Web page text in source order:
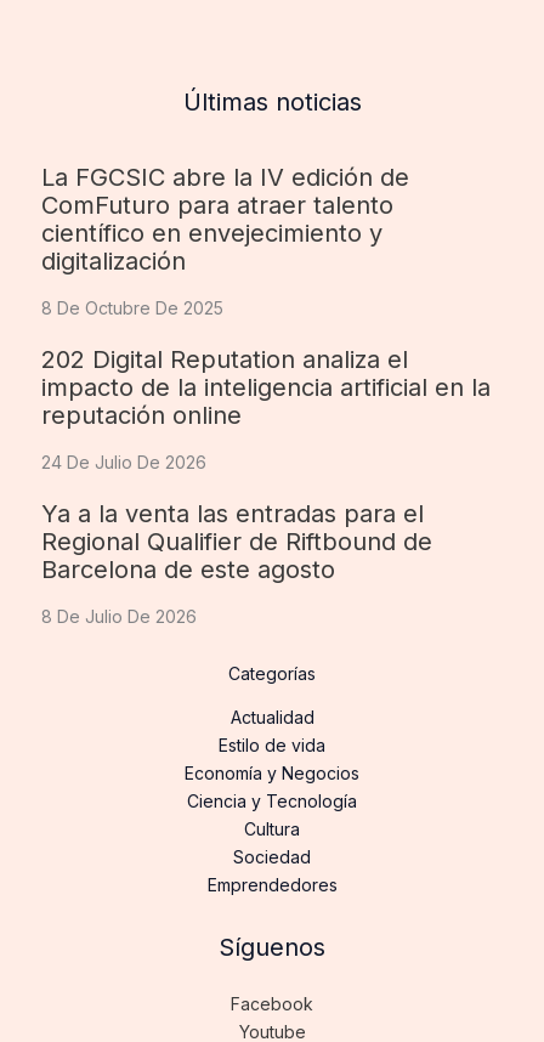
Últimas noticias
La FGCSIC abre la IV edición de
ComFuturo para atraer talento
científico en envejecimiento y
digitalización
8 De Octubre De 2025
202 Digital Reputation analiza el
impacto de la inteligencia artificial en la
reputación online
24 De Julio De 2026
Ya a la venta las entradas para el
Regional Qualifier de Riftbound de
Barcelona de este agosto
8 De Julio De 2026
Categorías
Actualidad
Estilo de vida
Economía y Negocios
Ciencia y Tecnología
Cultura
Sociedad
Emprendedores
Síguenos
Facebook
Youtube